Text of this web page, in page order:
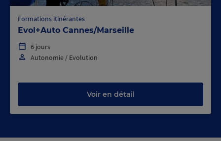
Formations itinérantes
Evol+Auto Cannes/Marseille
6 jours
Autonomie / Evolution
Voir en détail